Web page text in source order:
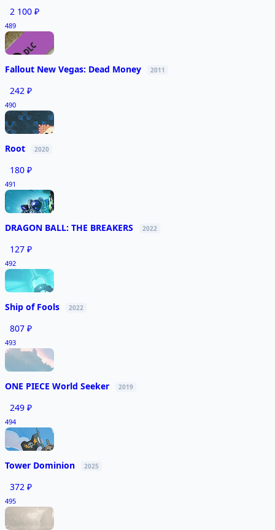
2 100 ₽
489
Fallout New Vegas: Dead Money 2011
242 ₽
490
Root 2020
180 ₽
491
DRAGON BALL: THE BREAKERS 2022
127 ₽
492
Ship of Fools 2022
807 ₽
493
ONE PIECE World Seeker 2019
249 ₽
494
Tower Dominion 2025
372 ₽
495